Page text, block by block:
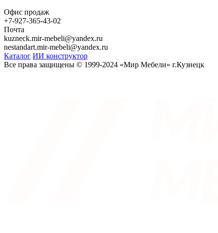
Офис продаж
+7-927-365-43-02
Почта
kuzneck.mir-mebeli@yandex.ru
nestandart.mir-mebeli@yandex.ru
Каталог ИИ конструктор
Все права защищены © 1999-2024 «Мир Мебели» г.Кузнецк